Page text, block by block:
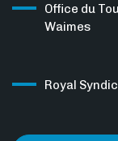
Office du
Waimes
Royal